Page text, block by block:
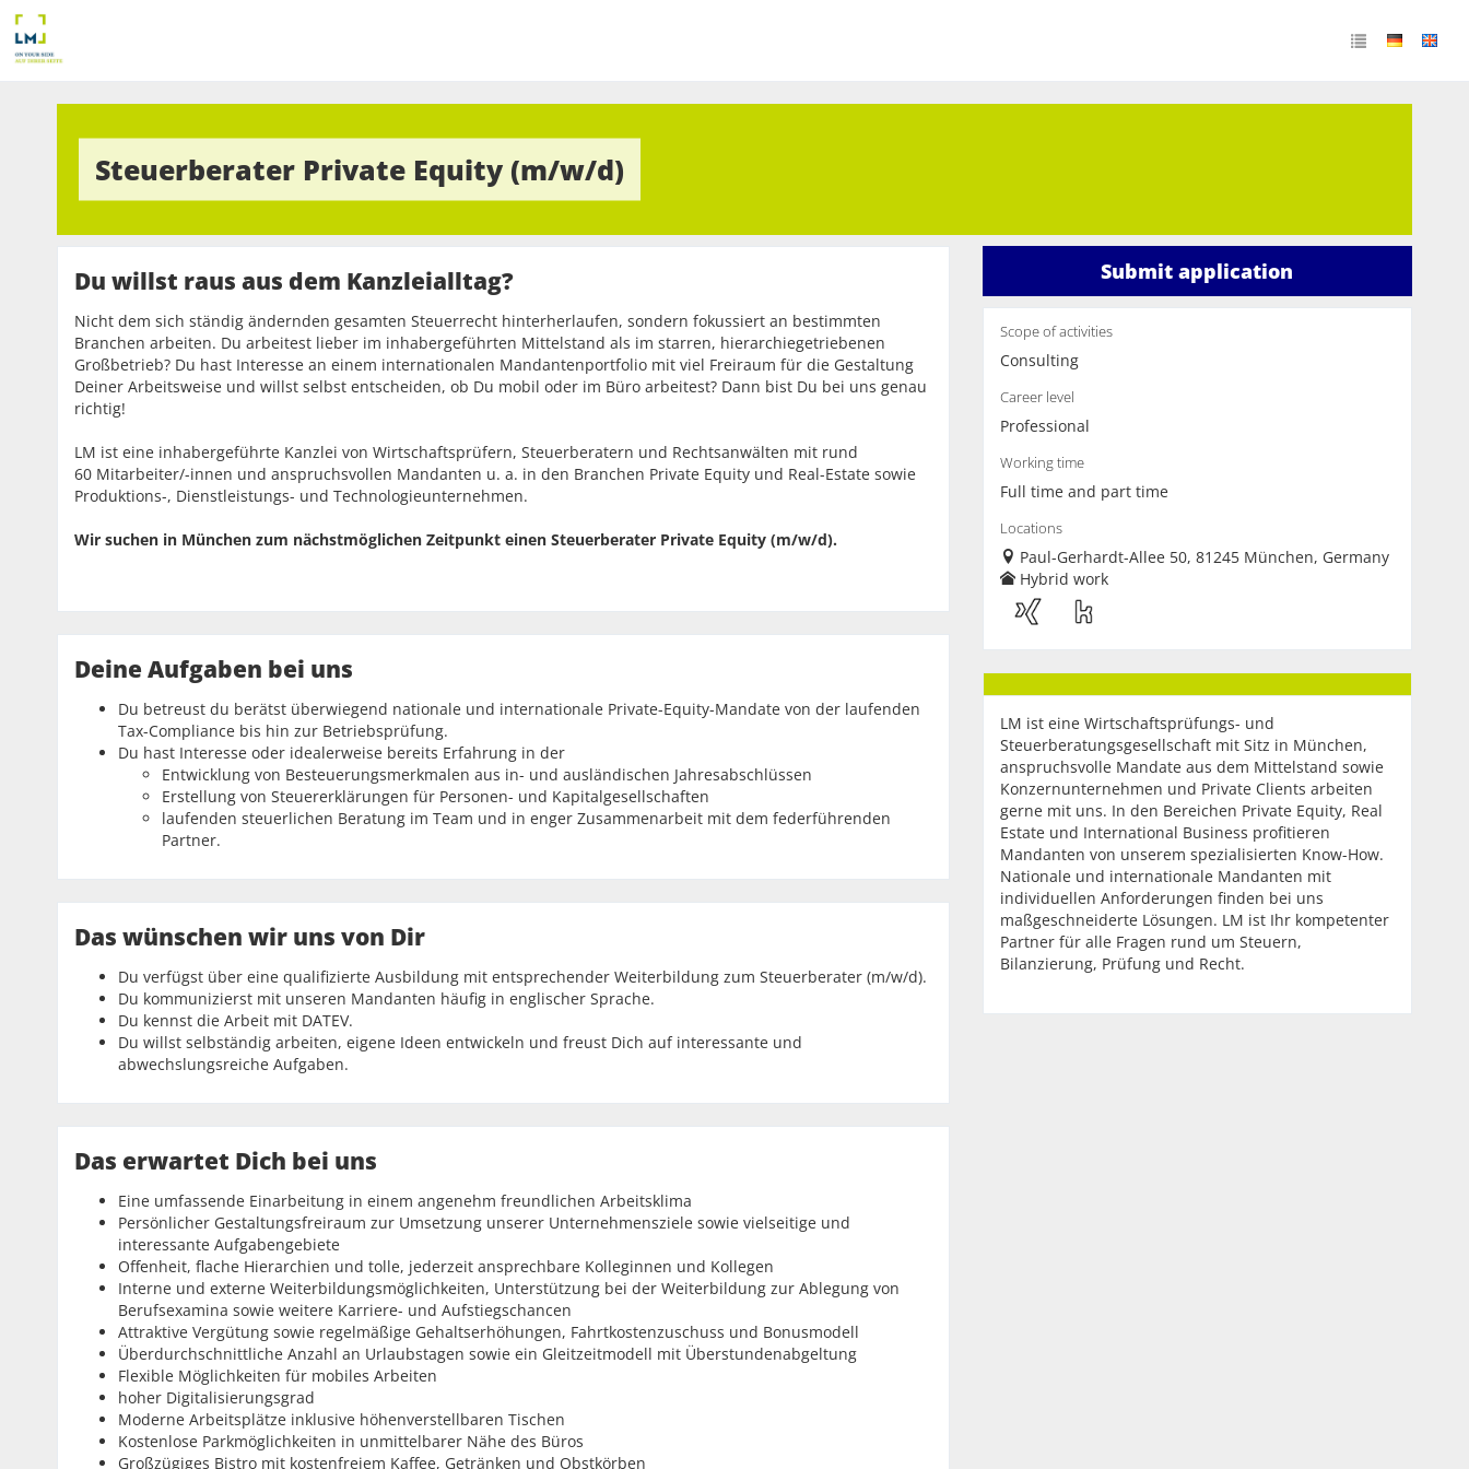
Steuerberater Private Equity (m/w/d)
Du willst raus aus dem Kanzleialltag?
Nicht dem sich ständig ändernden gesamten Steuerrecht hinterherlaufen, sondern fokussiert an bestimmten
Branchen arbeiten. Du arbeitest lieber im inhabergeführten Mittelstand als im starren, hierarchiegetriebenen
Großbetrieb? Du hast Interesse an einem internationalen Mandantenportfolio mit viel Freiraum für die Gestaltung
Deiner Arbeitsweise und willst selbst entscheiden, ob Du mobil oder im Büro arbeitest? Dann bist Du bei uns genau
richtig!
LM ist eine inhabergeführte Kanzlei von Wirtschaftsprüfern, Steuerberatern und Rechtsanwälten mit rund
60 Mitarbeiter/-innen und anspruchsvollen Mandanten u. a. in den Branchen Private Equity und Real-Estate sowie
Produktions-, Dienstleistungs- und Technologieunternehmen.
Wir suchen in München zum nächstmöglichen Zeitpunkt einen Steuerberater Private Equity (m/w/d).
Deine Aufgaben bei uns
Du betreust du berätst überwiegend nationale und internationale Private-Equity-Mandate von der laufenden
Tax-Compliance bis hin zur Betriebsprüfung.
Du hast Interesse oder idealerweise bereits Erfahrung in der
Entwicklung von Besteuerungsmerkmalen aus in- und ausländischen Jahresabschlüssen
Erstellung von Steuererklärungen für Personen- und Kapitalgesellschaften
laufenden steuerlichen Beratung im Team und in enger Zusammenarbeit mit dem federführenden
Partner.
Das wünschen wir uns von Dir
Du verfügst über eine qualifizierte Ausbildung mit entsprechender Weiterbildung zum Steuerberater (m/w/d).
Du kommunizierst mit unseren Mandanten häufig in englischer Sprache.
Du kennst die Arbeit mit DATEV.
Du willst selbständig arbeiten, eigene Ideen entwickeln und freust Dich auf interessante und
abwechslungsreiche Aufgaben.
Das erwartet Dich bei uns
Eine umfassende Einarbeitung in einem angenehm freundlichen Arbeitsklima
Persönlicher Gestaltungsfreiraum zur Umsetzung unserer Unternehmensziele sowie vielseitige und
interessante Aufgabengebiete
Offenheit, flache Hierarchien und tolle, jederzeit ansprechbare Kolleginnen und Kollegen
Interne und externe Weiterbildungsmöglichkeiten, Unterstützung bei der Weiterbildung zur Ablegung von
Berufsexamina sowie weitere Karriere- und Aufstiegschancen
Attraktive Vergütung sowie regelmäßige Gehaltserhöhungen, Fahrtkostenzuschuss und Bonusmodell
Überdurchschnittliche Anzahl an Urlaubstagen sowie ein Gleitzeitmodell mit Überstundenabgeltung
Flexible Möglichkeiten für mobiles Arbeiten
hoher Digitalisierungsgrad
Moderne Arbeitsplätze inklusive höhenverstellbaren Tischen
Kostenlose Parkmöglichkeiten in unmittelbarer Nähe des Büros
Großzügiges Bistro mit kostenfreiem Kaffee, Getränken und Obstkörben
Submit application
Scope of activities
Consulting
Career level
Professional
Working time
Full time and part time
Locations
Paul-Gerhardt-Allee 50, 81245 München, Germany
Hybrid work
LM ist eine Wirtschaftsprüfungs- und
Steuerberatungsgesellschaft mit Sitz in München,
anspruchsvolle Mandate aus dem Mittelstand sowie
Konzernunternehmen und Private Clients arbeiten
gerne mit uns. In den Bereichen Private Equity, Real
Estate und International Business profitieren
Mandanten von unserem spezialisierten Know-How.
Nationale und internationale Mandanten mit
individuellen Anforderungen finden bei uns
maßgeschneiderte Lösungen. LM ist Ihr kompetenter
Partner für alle Fragen rund um Steuern,
Bilanzierung, Prüfung und Recht.